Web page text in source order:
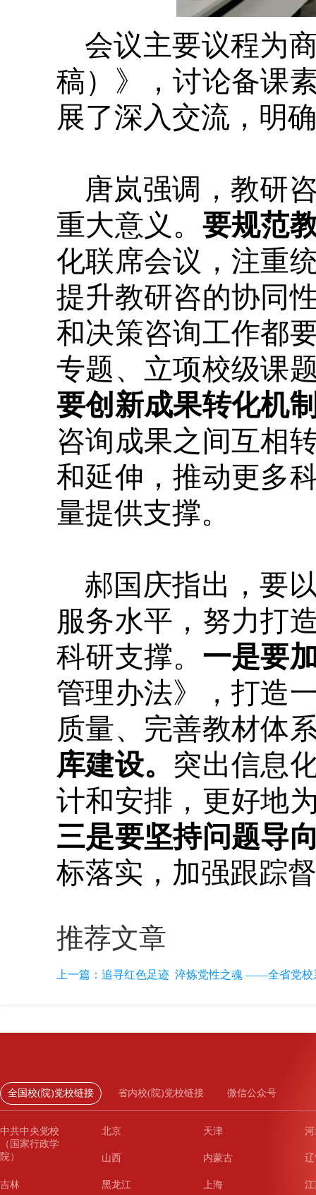
会议主要议程为
稿）》，讨论备课
展了深入交流，明
唐岚强调，教研
重大意义。 要规范
化联席会议，注重
提升教研咨的协同
和决策咨询工作都
专题、立项校级课
要创新成果转化机
咨询成果之间互相
和延伸，推动更多
量提供支撑。
郝国庆指出，要
服务水平，努力打
科研支撑。 一是要
管理办法》，打造
质量、完善教材体
库建设。 突出信息
计和安排，更好地
三是要坚持问题导
标落实，加强跟踪
推荐文章
上一篇： 追寻红色足迹 淬炼党性之魂 ——全省党校
全国校(院)党校链接 省内校(院)党校链接 微信公众号
中共中央党校
（国家行政学
院）
北京 天津
山西 内蒙古
吉林 黑龙江 上海